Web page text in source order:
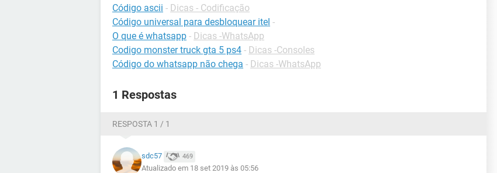
Código ascii - Dicas - Codificação
Código universal para desbloquear itel -
O que é whatsapp - Dicas -WhatsApp
Codigo monster truck gta 5 ps4 - Dicas -Consoles
Código do whatsapp não chega - Dicas -WhatsApp
1 Respostas
RESPOSTA 1 / 1
sdc57 469
Atualizado em 18 set 2019 às 05:56